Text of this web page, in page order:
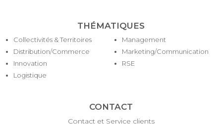
THÉMATIQUES
Collectivités & Territoires
Distribution/Commerce
Innovation
Logistique
Management
Marketing/Communication
RSE
CONTACT
Contact et Service clients